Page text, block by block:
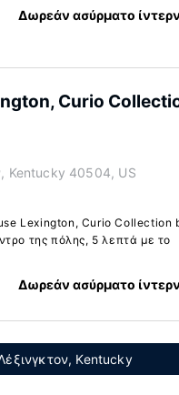
Δωρεάν ασύρματο
Curio
Kentucky 40504, US
Lexington, Curio Collection
της πόλης, 5 λεπτά με το
Δωρεάν ασύρματο
Kentucky